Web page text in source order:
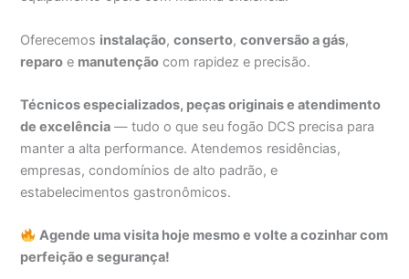
Oferecemos instalação,conserto,conversão a gás,
reparo e manutenção com rapidez e precisão.
Técnicos especializados, peças originais e atendimento
de excelência — tudo o que seu fogão DCS precisa para
manter a alta performance. Atendemos residências,
empresas, condomínios de alto padrão, e
estabelecimentos gastronômicos.
Agende uma visita hoje mesmo e volte a cozinhar com
perfeição e segurança!